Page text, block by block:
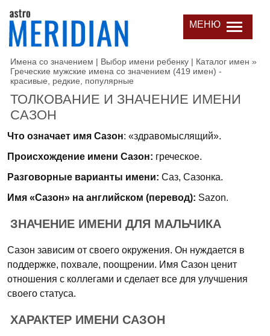
МЕНЮ
Имена со значением | Выбор имени ребенку | Каталог имен »
Греческие мужские имена со значением (419 имен) -
красивые, редкие, популярные
ТОЛКОВАНИЕ И ЗНАЧЕНИЕ ИМЕНИ
САЗОН
Что означает имя Сазон: «здравомыслящий».
Происхождение имени Сазон: греческое.
Разговорные варианты имени: Саз, Сазонка.
Имя «Сазон» на английском (перевод): Sazon.
ЗНАЧЕНИЕ ИМЕНИ ДЛЯ МАЛЬЧИКА
Сазон зависим от своего окружения. Он нуждается в
поддержке, похвале, поощрении. Имя Сазон ценит
отношения с коллегами и сделает все для улучшения
своего статуса.
ХАРАКТЕР ИМЕНИ САЗОН